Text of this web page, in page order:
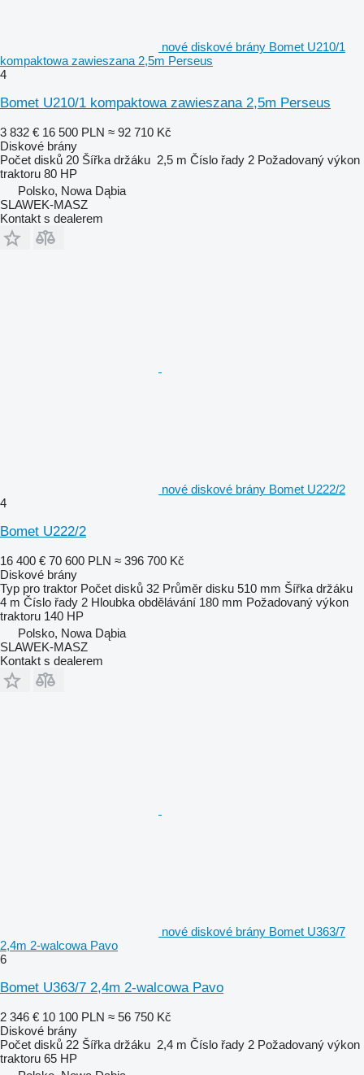
nové diskové brány Bomet U210/1
kompaktowa zawieszana 2,5m Perseus
4
Bomet U210/1 kompaktowa zawieszana 2,5m Perseus
3 832 € 16 500 PLN ≈ 92 710 Kč
Diskové brány
Počet disků 20 Šířka držáku 2,5 m Číslo řady 2 Požadovaný výkon
traktoru 80 HP
Polsko, Nowa Dąbia
SLAWEK-MASZ
Kontakt s dealerem
nové diskové brány Bomet U222/2
4
Bomet U222/2
16 400 € 70 600 PLN ≈ 396 700 Kč
Diskové brány
Typ pro traktor Počet disků 32 Průměr disku 510 mm Šířka držáku
4 m Číslo řady 2 Hloubka obdělávání 180 mm Požadovaný výkon
traktoru 140 HP
Polsko, Nowa Dąbia
SLAWEK-MASZ
Kontakt s dealerem
nové diskové brány Bomet U363/7
2,4m 2-walcowa Pavo
6
Bomet U363/7 2,4m 2-walcowa Pavo
2 346 € 10 100 PLN ≈ 56 750 Kč
Diskové brány
Počet disků 22 Šířka držáku 2,4 m Číslo řady 2 Požadovaný výkon
traktoru 65 HP